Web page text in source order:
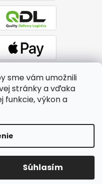
sme vám umožnili
stránky a vďaka
funkcie, výkon a
Súhlasím
práva vyhradené.Upraviť